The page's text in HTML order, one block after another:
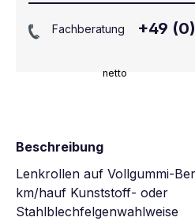
netto
Fachberatung +49
Beschreibung
Lenkrollen auf Vollgummi-
km/hauf Kunststoff- oder
Stahlblechfelgenwahlweise